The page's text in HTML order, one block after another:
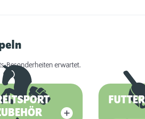
Besonderheiten erwartet.